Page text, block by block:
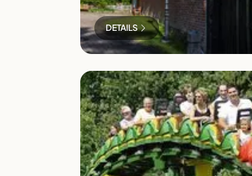
DETAILS
Serengeti Park in Hodenhagen